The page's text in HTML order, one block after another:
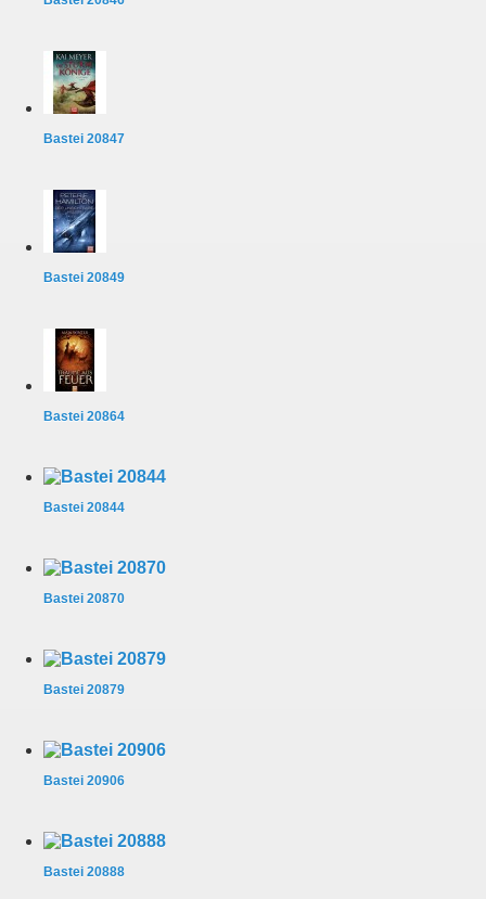
Bastei 20847
Bastei 20849
Bastei 20864
Bastei 20844
Bastei 20870
Bastei 20879
Bastei 20906
Bastei 20888